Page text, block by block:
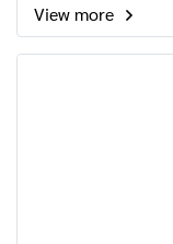
View more